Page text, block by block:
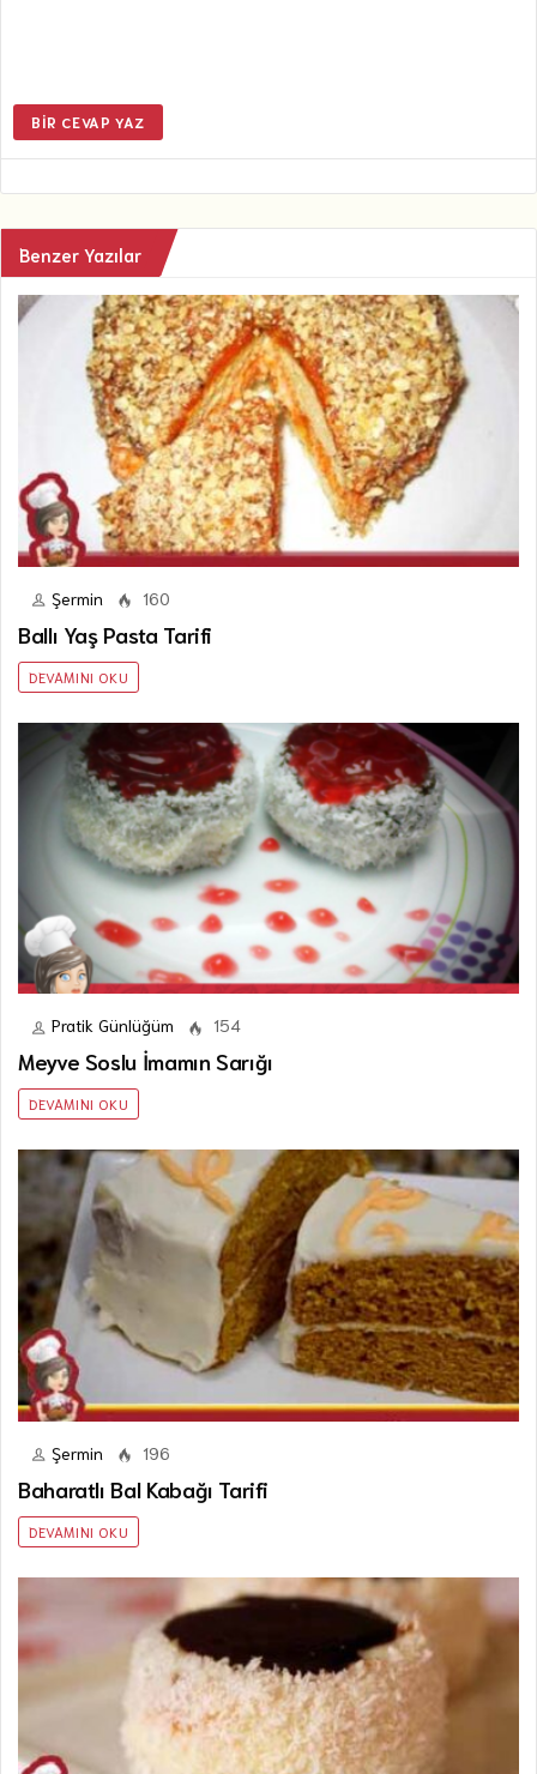
BIR CEVAP YAZ
Benzer Yazılar
Şermin 160
Ballı Yaş Pasta Tarifi
DEVAMINI OKU
Pratik Günlüğüm 154
Meyve Soslu İmamın Sarığı
DEVAMINI OKU
Şermin 196
Baharatlı Bal Kabağı Tarifi
DEVAMINI OKU